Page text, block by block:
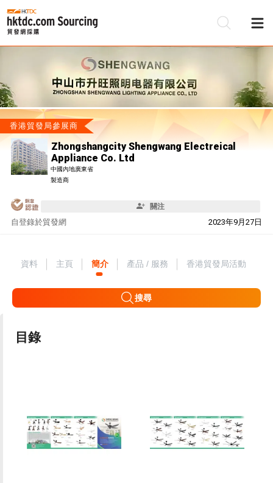
香港貿發局參展商
Zhongshangcity Shengwang Electreical
Appliance Co. Ltd
中國內地廣東省
製造商
關注
自 2023年9月27日
登錄於貿發網
資料 主頁 簡介 產品 / 服務 香港貿發局活動
搜尋
目錄